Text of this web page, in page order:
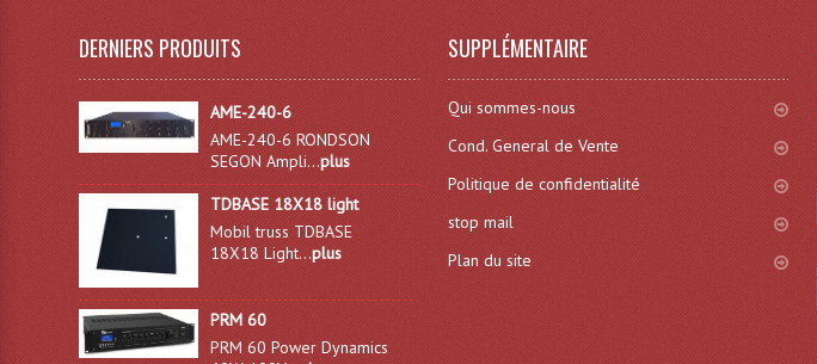
DERNIERS PRODUITS
AME-240-6
AME-240-6 RONDSON
SEGON Ampli...plus
TDBASE 18X18 light
Mobil truss TDBASE
18X18 Light...plus
PRM 60
PRM 60 Power Dynamics
SUPPLÉMENTAIRE
Qui sommes-nous
Cond. General de Vente
Politique de confidentialité
stop mail
Plan du site